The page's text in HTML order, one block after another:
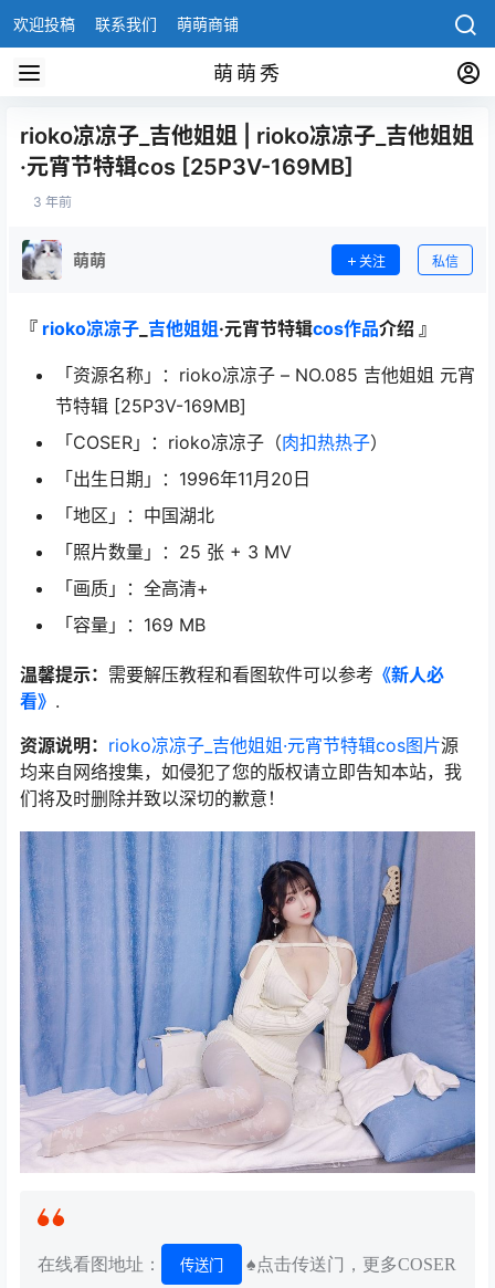
欢迎投稿 联系我们 萌萌商铺
萌萌秀
rioko凉凉子_吉他姐姐 | rioko凉凉子_吉他姐姐
·元宵节特辑cos [25P3V-169MB]
3 年前
萌萌 关注 私信
『 rioko凉凉子 吉他姐姐 ·元宵节特辑cos作品介绍 』
「资源名称」：rioko凉凉子 – NO.085 吉他姐姐 元宵
节特辑 [25P3V-169MB]
「COSER」：rioko凉凉子（肉扣热热子）
「出生日期」：1996年11月20日
「地区」：中国湖北
「照片数量」：25 张 + 3 MV
「画质」：全高清+
「容量」：169 MB
温馨提示： 需要解压教程和看图软件可以参考 《新人必
看》 .
资源说明： rioko凉凉子_吉他姐姐·元宵节特辑cos图片源
均来自网络搜集，如侵犯了您的版权请立即告知本站，我
们将及时删除并致以深切的歉意！
在线看图地址： 传送门
♠点击传送门，更多COSER